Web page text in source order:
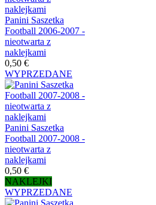
Panini Saszetka
Football 2006-2007 -
nieotwarta z
naklejkami
0,50 €
WYPRZEDANE
Panini Saszetka
Football 2007-2008 -
nieotwarta z
naklejkami
0,50 €
NAKLEJKI
WYPRZEDANE